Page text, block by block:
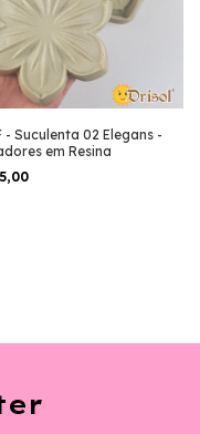
- Suculenta 02 Elegans -
em Resina